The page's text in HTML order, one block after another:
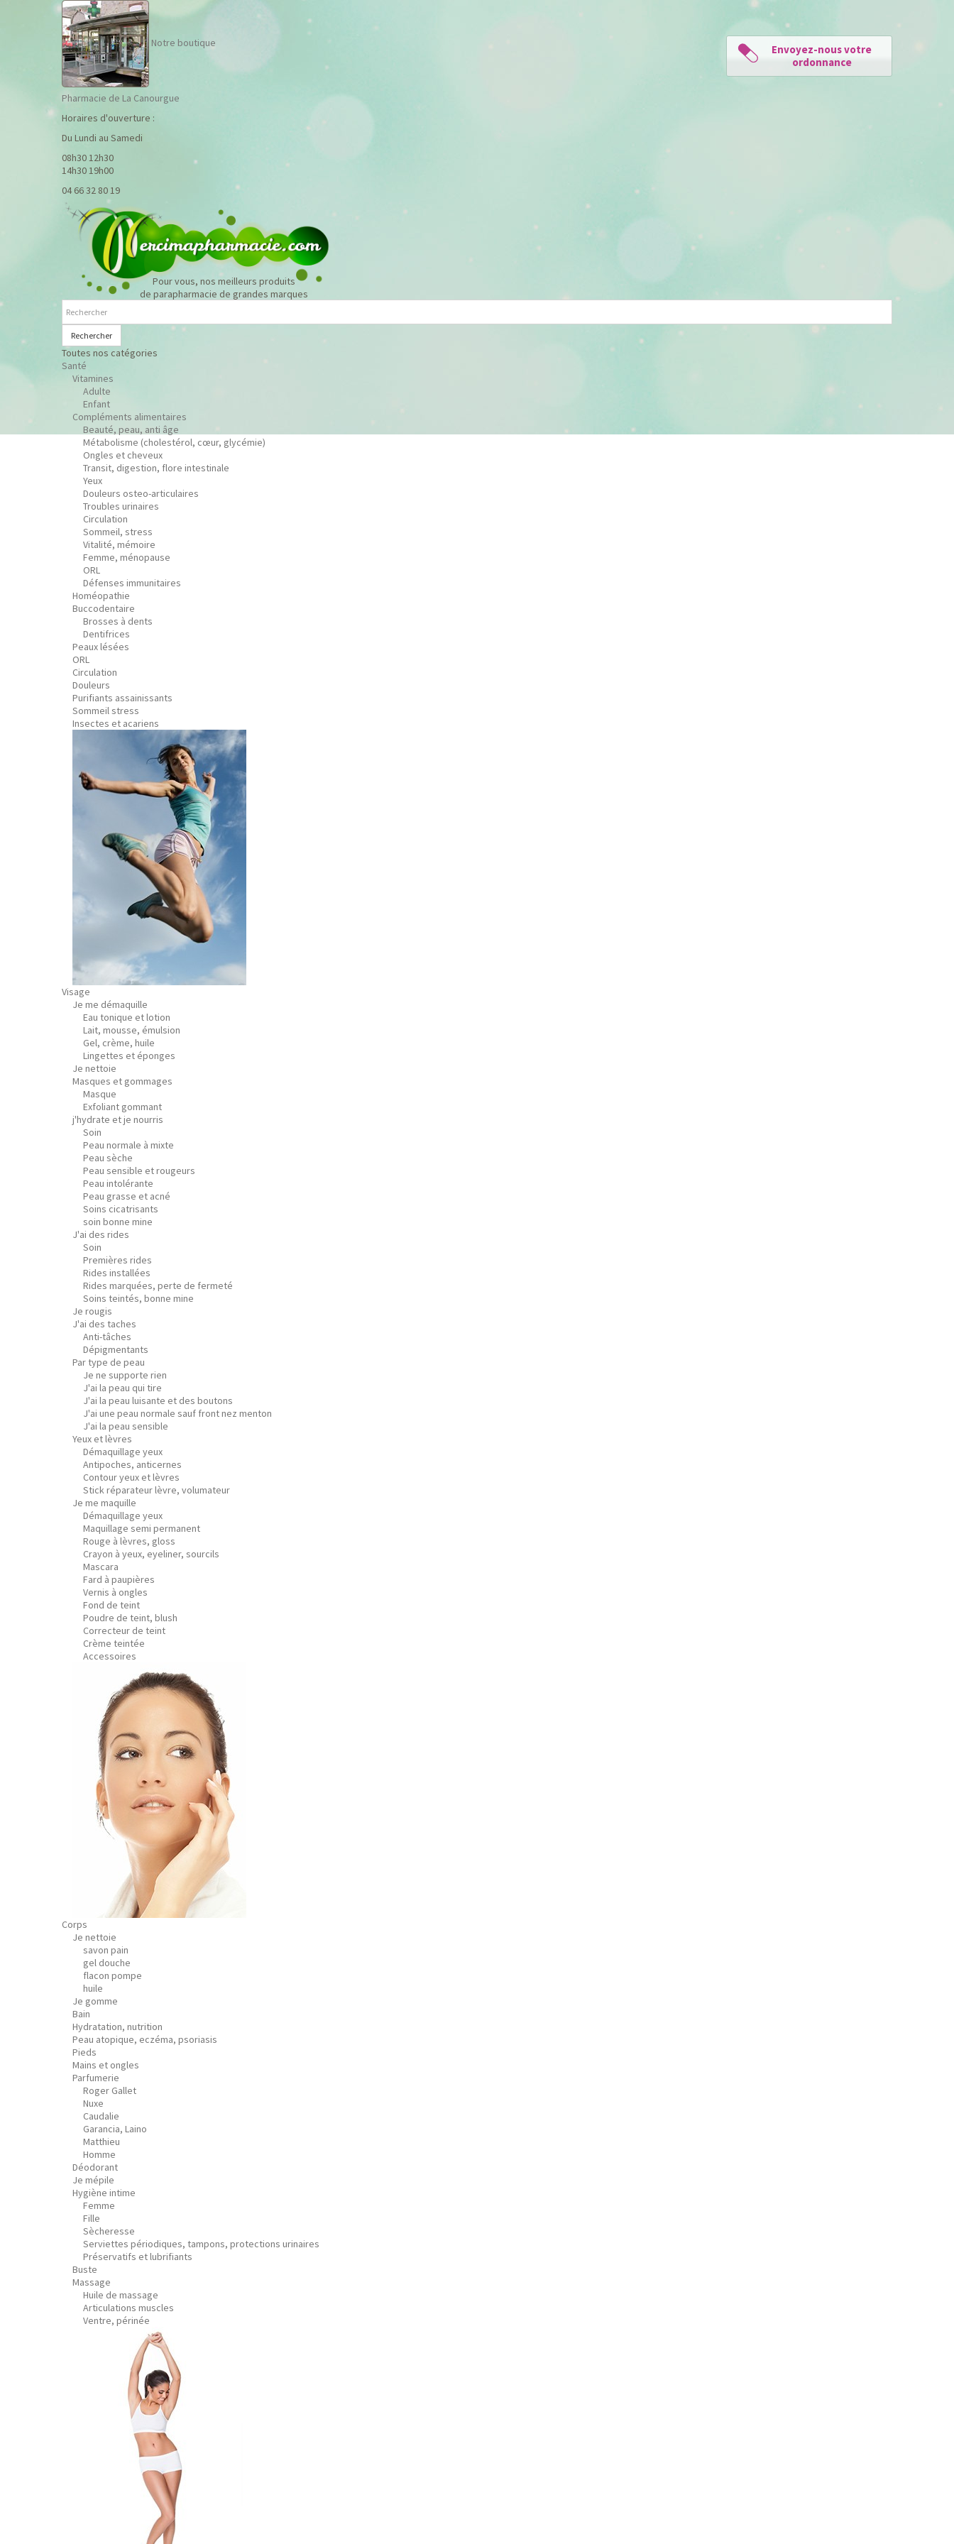
Notre boutique
Pharmacie de La Canourgue
Horaires d'ouverture :
Du Lundi au Samedi
08h30 12h30
14h30 19h00
04 66 32 80 19
Pour vous, nos meilleurs produits
de parapharmacie de grandes marques
Rechercher
Toutes nos catégories
Santé
Vitamines
Adulte
Enfant
Compléments alimentaires
Beauté, peau, anti âge
Métabolisme (cholestérol, cœur, glycémie)
Ongles et cheveux
Transit, digestion, flore intestinale
Yeux
Douleurs osteo-articulaires
Troubles urinaires
Circulation
Sommeil, stress
Vitalité, mémoire
Femme, ménopause
ORL
Défenses immunitaires
Homéopathie
Buccodentaire
Brosses à dents
Dentifrices
Peaux lésées
ORL
Circulation
Douleurs
Purifiants assainissants
Sommeil stress
Insectes et acariens
Visage
Je me démaquille
Eau tonique et lotion
Lait, mousse, émulsion
Gel, crème, huile
Lingettes et éponges
Je nettoie
Masques et gommages
Masque
Exfoliant gommant
j'hydrate et je nourris
Soin
Peau normale à mixte
Peau sèche
Peau sensible et rougeurs
Peau intolérante
Peau grasse et acné
Soins cicatrisants
soin bonne mine
J'ai des rides
Soin
Premières rides
Rides installées
Rides marquées, perte de fermeté
Soins teintés, bonne mine
Je rougis
J'ai des taches
Anti-tâches
Dépigmentants
Par type de peau
Je ne supporte rien
J'ai la peau qui tire
J'ai la peau luisante et des boutons
J'ai une peau normale sauf front nez menton
J'ai la peau sensible
Yeux et lèvres
Démaquillage yeux
Antipoches, anticernes
Contour yeux et lèvres
Stick réparateur lèvre, volumateur
Je me maquille
Démaquillage yeux
Maquillage semi permanent
Rouge à lèvres, gloss
Crayon à yeux, eyeliner, sourcils
Mascara
Fard à paupières
Vernis à ongles
Fond de teint
Poudre de teint, blush
Correcteur de teint
Crème teintée
Accessoires
Corps
Je nettoie
savon pain
gel douche
flacon pompe
huile
Je gomme
Bain
Hydratation, nutrition
Peau atopique, eczéma, psoriasis
Pieds
Mains et ongles
Parfumerie
Roger Gallet
Nuxe
Caudalie
Garancia, Laino
Matthieu
Homme
Déodorant
Je mépile
Hygiène intime
Femme
Fille
Sècheresse
Serviettes périodiques, tampons, protections urinaires
Préservatifs et lubrifiants
Buste
Massage
Huile de massage
Articulations muscles
Ventre, périnée
Envoyez-nous votre
ordonnance